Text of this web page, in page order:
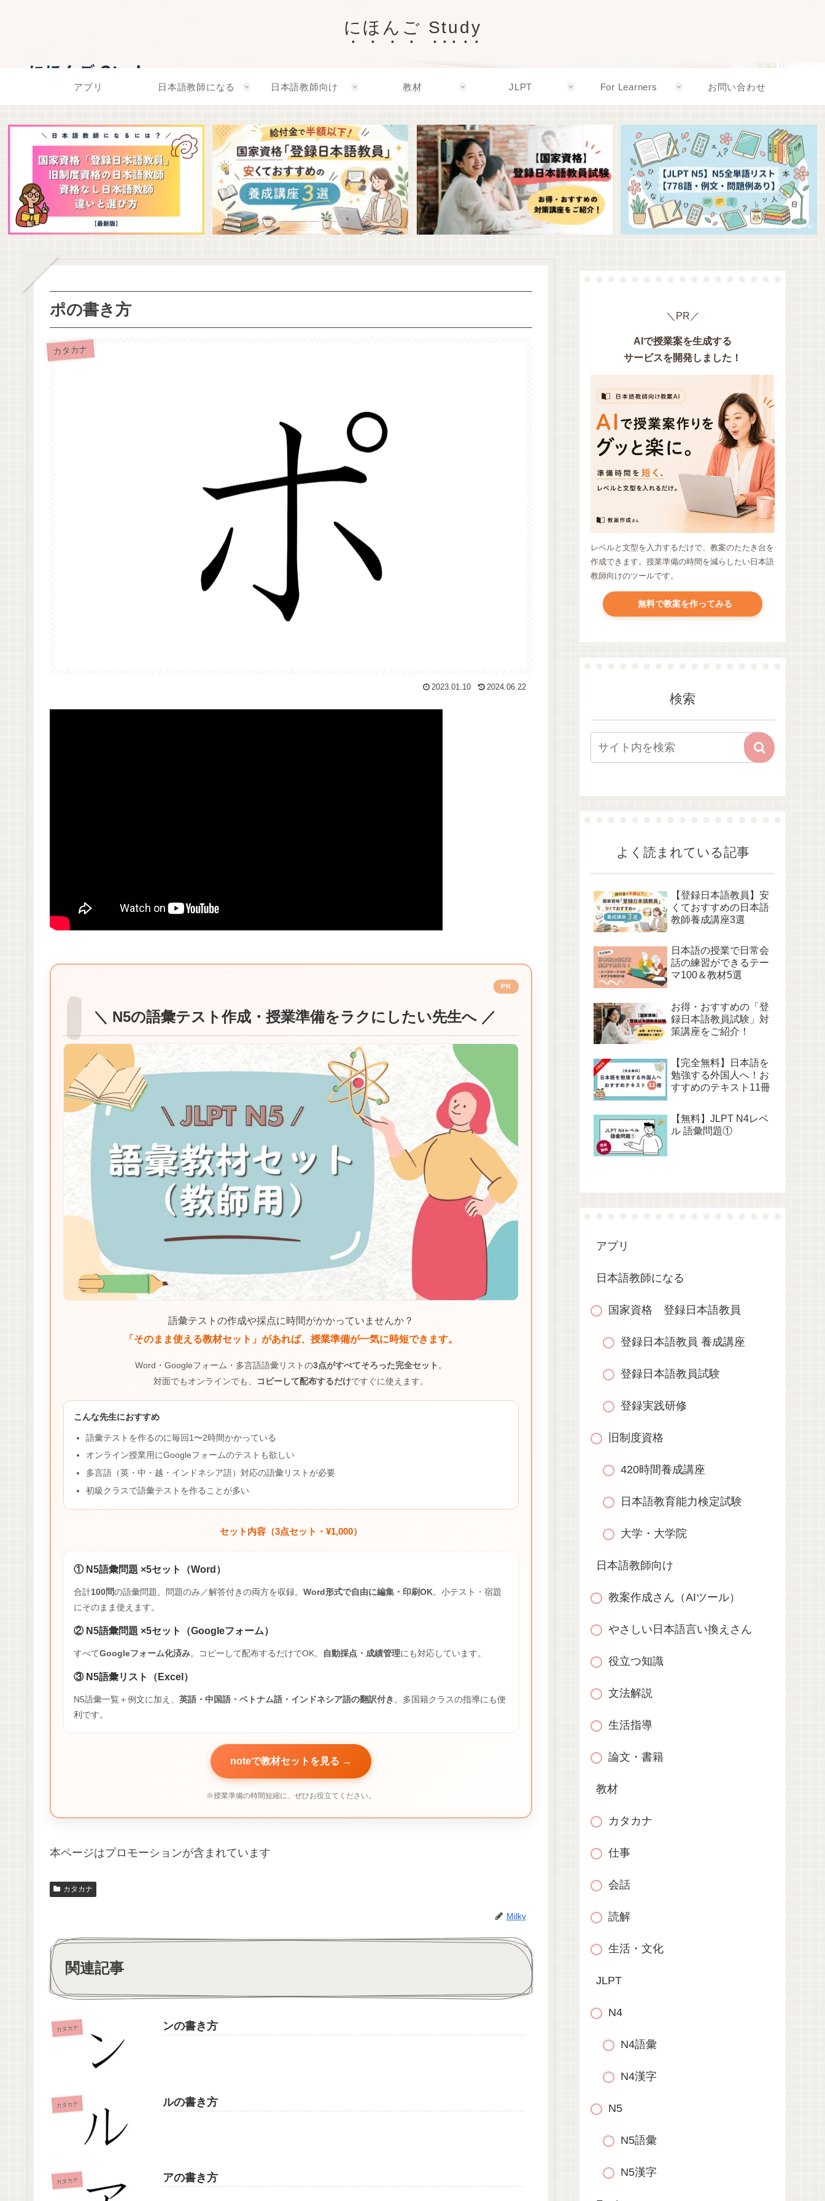
にほんご Study
アプリ 日本語教師になる 日本語教師向け 教材 JLPT For Learners お問い合わせ
ポの書き方
カタカナ
2023.01.10 2024.06.22
PR
＼ N5の語彙テスト作成・授業準備をラクにしたい先生へ ／
語彙テストの作成や採点に時間がかかっていませんか？
「そのまま使える教材セット」があれば、授業準備が一気に時短できます。
Word・Googleフォーム・多言語語彙リストの3点がすべてそろった完全セット 。
対面でもオンラインでも、
コピーして配布するだけですぐに使えます。
こんな先生におすすめ
語彙テストを作るのに毎回1〜2時間かかっている
オンライン授業用にGoogleフォームのテストも欲しい
多言語（英・中・越・インドネシア語）対応の語彙リストが必要
初級クラスで語彙テストを作ることが多い
セット内容（3点セット・¥1,000）
① N5語彙問題 ×5セット（Word）
合計100問の語彙問題。問題のみ／解答付きの両方を収録。 Word形式で自由に編集・印刷OK。小テスト・宿題
にそのまま使えます。
② N5語彙問題 ×5セット（Googleフォーム）
すべてGoogleフォーム化済み。コピーして配布するだけでOK。 自動採点・成績管理にも対応しています。
③ N5語彙リスト（Excel）
N5語彙一覧＋例文に加え、 英語・中国語・ベトナム語・インドネシア語の翻訳付き 。多国籍クラスの指導にも便
利です。
noteで教材セットを見る →
※授業準備の時間短縮に、ぜひお役立てください。
本ページはプロモーションが含まれています
カタカナ
Milky
関連記事
カタカナ ンの書き方
カタカナ ルの書き方
カタカナ アの書き方
＼PR／
AIで授業案を生成する
サービスを開発しました！
レベルと文型を入力するだけで、教案のたたき台を
作成できます。授業準備の時間を減らしたい日本語
教師向けのツールです。
無料で教案を作ってみる
検索
よく読まれている記事
【登録日本語教員】安
くておすすめの日本語
教師養成講座3選
日本語の授業で日常会
話の練習ができるテー
マ100＆教材5選
お得・おすすめの「登
録日本語教員試験」対
策講座をご紹介！
【完全無料】日本語を
勉強する外国人へ！お
すすめのテキスト11冊
【無料】JLPT N4レベ
ル 語彙問題①
アプリ
日本語教師になる
国家資格 登録日本語教員
登録日本語教員 養成講座
登録日本語教員試験
登録実践研修
旧制度資格
420時間養成講座
日本語教育能力検定試験
大学・大学院
日本語教師向け
教案作成さん（AIツール）
やさしい日本語言い換えさん
役立つ知識
文法解説
生活指導
論文・書籍
教材
カタカナ
仕事
会話
読解
生活・文化
JLPT
N4
N4語彙
N4漢字
N5
N5語彙
N5漢字